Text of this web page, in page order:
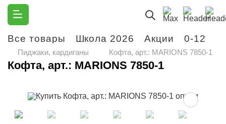
Все товары Школа 2026 Акции 0-12
Пиджаки, кардиганы Кофта, арт.: MARIONS 7850-1
Кофта, арт.: MARIONS 7850-1